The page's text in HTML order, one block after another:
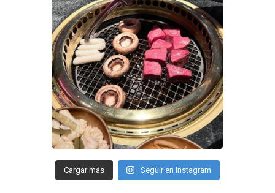
Cargar más Seguir en Instagram